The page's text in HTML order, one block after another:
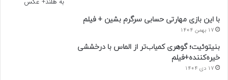
با این بازی مهارتی حسابی سرگرم بشین + فیلم
17 بهمن 1404
بنیتوئیت؛ گوهری کمیاب‌تر از الماس با درخششی
خیره‌کننده+فیلم
17 دی 1404